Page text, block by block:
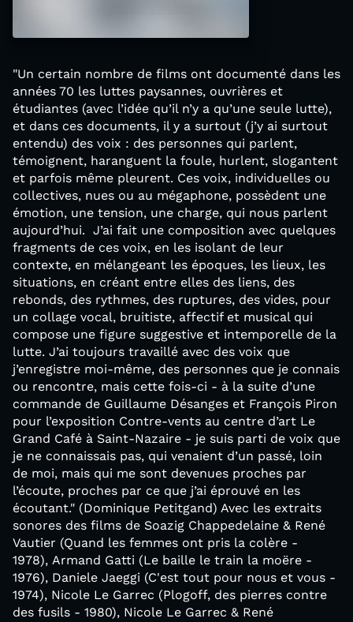
"Un certain nombre de films ont documenté dans les
années 70 les luttes paysannes, ouvrières et
étudiantes (avec l’idée qu’il n’y a qu’une seule lutte),
et dans ces documents, il y a surtout (j’y ai surtout
entendu) des voix : des personnes qui parlent,
témoignent, haranguent la foule, hurlent, slogantent
et parfois même pleurent. Ces voix, individuelles ou
collectives, nues ou au mégaphone, possèdent une
émotion, une tension, une charge, qui nous parlent
aujourd’hui. J’ai fait une composition avec quelques
fragments de ces voix, en les isolant de leur
contexte, en mélangeant les époques, les lieux, les
situations, en créant entre elles des liens, des
rebonds, des rythmes, des ruptures, des vides, pour
un collage vocal, bruitiste, affectif et musical qui
compose une figure suggestive et intemporelle de la
lutte. J’ai toujours travaillé avec des voix que
j’enregistre moi-même, des personnes que je connais
ou rencontre, mais cette fois-ci - à la suite d’une
commande de Guillaume Désanges et François Piron
pour l’exposition Contre-vents au centre d’art Le
Grand Café à Saint-Nazaire - je suis parti de voix que
je ne connaissais pas, qui venaient d’un passé, loin
de moi, mais qui me sont devenues proches par
l’écoute, proches par ce que j’ai éprouvé en les
écoutant." (Dominique Petitgand) Avec les extraits
sonores des films de Soazig Chappedelaine & René
Vautier (Quand les femmes ont pris la colère -
1978), Armand Gatti (Le baille le train la moëre -
1976), Daniele Jaeggi (C'est tout pour nous et vous -
1974), Nicole Le Garrec (Plogoff, des pierres contre
des fusils - 1980), Nicole Le Garrec & René